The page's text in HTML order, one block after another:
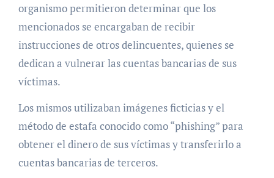
organismo permitieron determinar que los
mencionados se encargaban de recibir
instrucciones de otros delincuentes, quienes se
dedican a vulnerar las cuentas bancarias de sus
víctimas.
Los mismos utilizaban imágenes ficticias y el
método de estafa conocido como “phishing” para
obtener el dinero de sus víctimas y transferirlo a
cuentas bancarias de terceros.